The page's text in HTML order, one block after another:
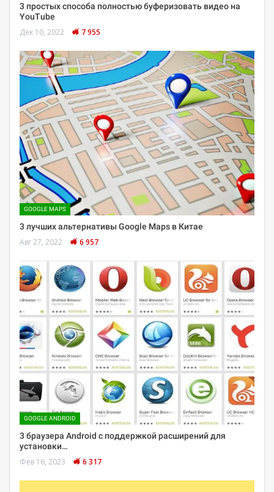
3 простых способа полностью буферизовать видео на
YouTube
Дек 10, 2022 7 955
GOOGLE MAPS
3 лучших альтернативы Google Maps в Китае
Авг 27, 2022 6 957
GOOGLE ANDROID
3 браузера Android с поддержкой расширений для
установки…
Фев 16, 2023 6 317